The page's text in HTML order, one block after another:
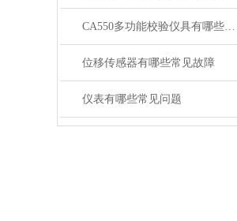
CA550多功能校验仪具有哪些特点呢？
位移传感器有哪些常见故障
仪表有哪些常见问题